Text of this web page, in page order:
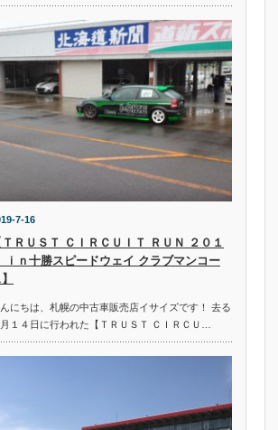
7-16
ＴＲＵＳＴ ＣＩＲＣＵＩＴ ＲＵＮ ２０１
ｉｎ十勝スピードウェイ クラブマンコー
んにちは、札幌の中古車販売店イサイズです！ 去る
月１４日に行われた【ＴＲＵＳＴ ＣＩＲＣＵ…